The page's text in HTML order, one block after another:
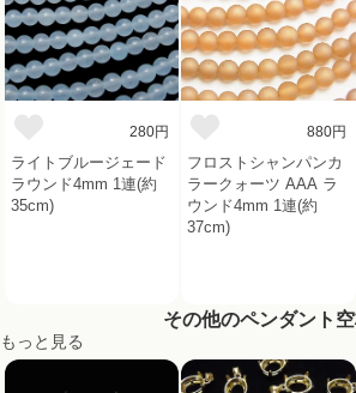
280円
ライトブルージェード
ラウンド4mm 1連(約
35cm)
880円
フロストシャンパンカ
ラークォーツ AAA ラ
ウンド4mm 1連(約
37cm)
その他のペンダント
もっと見る